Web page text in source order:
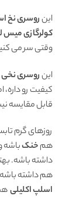
اینروسری نخ
کولرگازی میس
وقتی سر می
اینروسری نخی
کیفیت رو داره،
قابل مقایسه
روزهای گرم
همخنکباشه
داشته باشه.
هم داشته باشه
اسلپ اکلیلی